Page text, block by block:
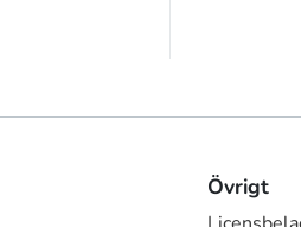
Övrigt